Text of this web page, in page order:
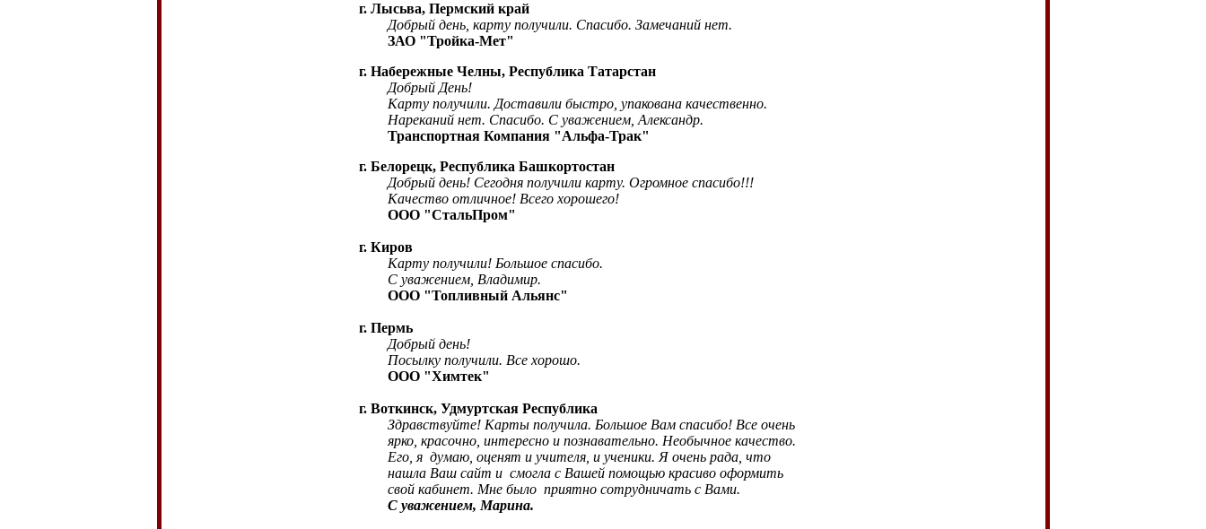
г. Лысьва, Пермский край
Добрый день, карту получили. Спасибо. Замечаний нет.
ЗАО "Тройка-Мет"
г. Набережные Челны, Республика Татарстан
Добрый День!
Карту получили. Доставили быстро, упакована качественно.
Нареканий нет. Спасибо. С уважением, Александр.
Транспортная Компания "Альфа-Трак"
г. Белорецк, Республика Башкортостан
Добрый день! Сегодня получили карту. Огромное спасибо!!!
Качество отличное! Всего хорошего!
ООО "СтальПром"
г. Киров
Карту получили! Большое спасибо.
С уважением, Владимир.
ООО "Топливный Альянс"
г. Пермь
Добрый день!
Посылку получили. Все хорошо.
ООО "Химтек"
г. Воткинск, Удмуртская Республика
Здравствуйте! Карты получила. Большое Вам спасибо! Все очень
ярко, красочно, интересно и познавательно. Необычное качество.
Его, я думаю, оценят и учителя, и ученики. Я очень рада, что
нашла Ваш сайт и смогла с Вашей помощью красиво оформить
свой кабинет. Мне было приятно сотрудничать с Вами.
С уважением, Марина.